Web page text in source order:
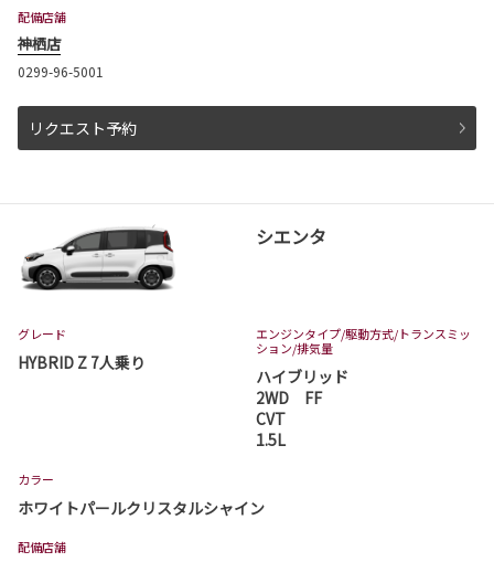
くば学園の森店、古河店、守谷店となります。
ハイランダーは茨城トヨタから。
カローラ クロスが一部改良・特別仕様車Z❝Adv
enture❞が発表となりました。
カローラ クロスは茨城トヨタから。
詳しくはこちら
プリウスは茨城トヨタから。
配備店舗
神栖店
0299-96-5001
リクエスト予約
シエンタ
グレード
HYBRID Z 7人乗り
エンジンタイプ/駆動方式/トランスミッ
ション/排気量
ハイブリッド
2WD FF
CVT
1.5L
カラー
ホワイトパールクリスタルシャイン
配備店舗